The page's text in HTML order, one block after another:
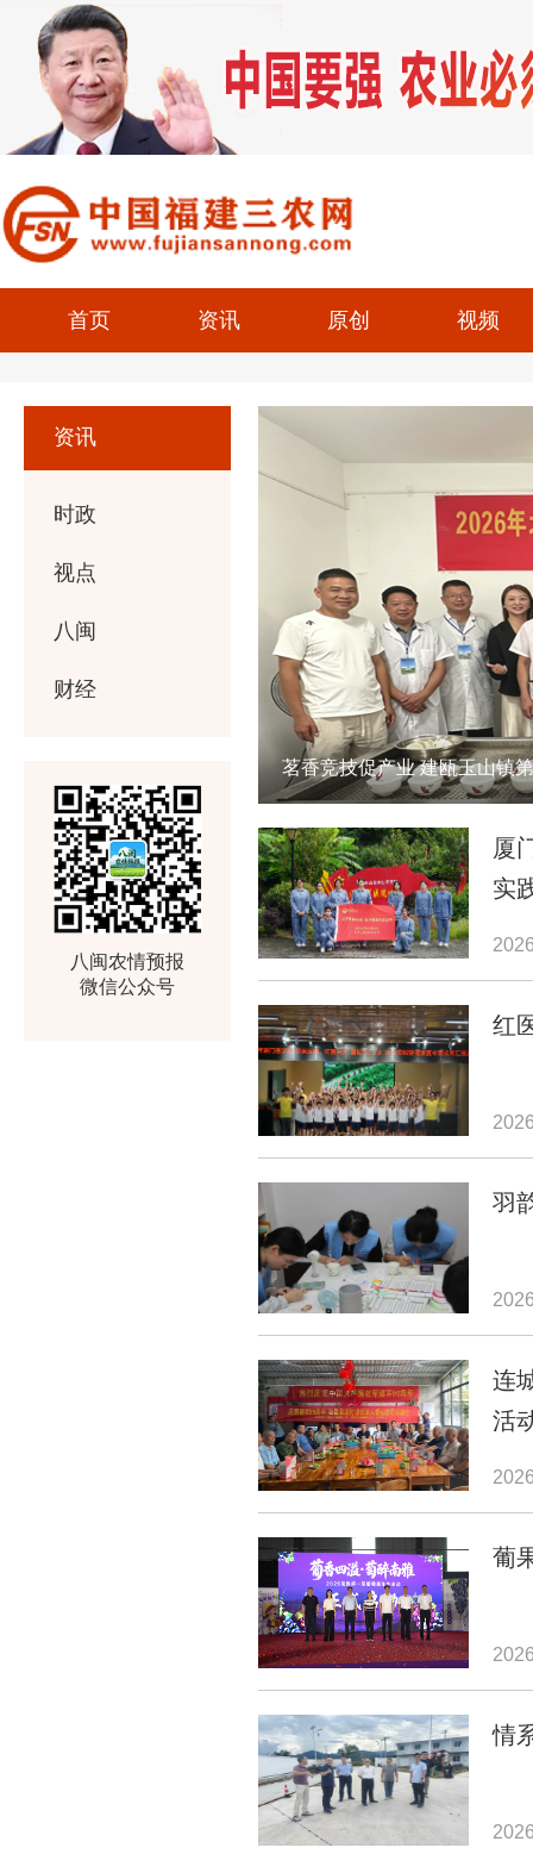
首页 资讯 原创 视频
资讯
时政
视点
八闽
财经
八闽农情预报
微信公众号
茗香竞技促产业 建瓯玉山镇
厦
实
红
羽
连
活
葡
情